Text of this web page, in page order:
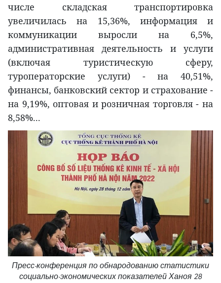
числе складская транспортировка
увеличилась на 15,36%, информация и
коммуникации выросли на 6,5%,
административная деятельность и услуги
(включая туристическую сферу,
туроператорские услуги) - на 40,51%,
финансы, банковский сектор и страхование -
на 9,19%, оптовая и розничная торговля - на
8,58%...
Пресс-конференция по обнародованию статистики
социально-экономических показателей Ханоя 28